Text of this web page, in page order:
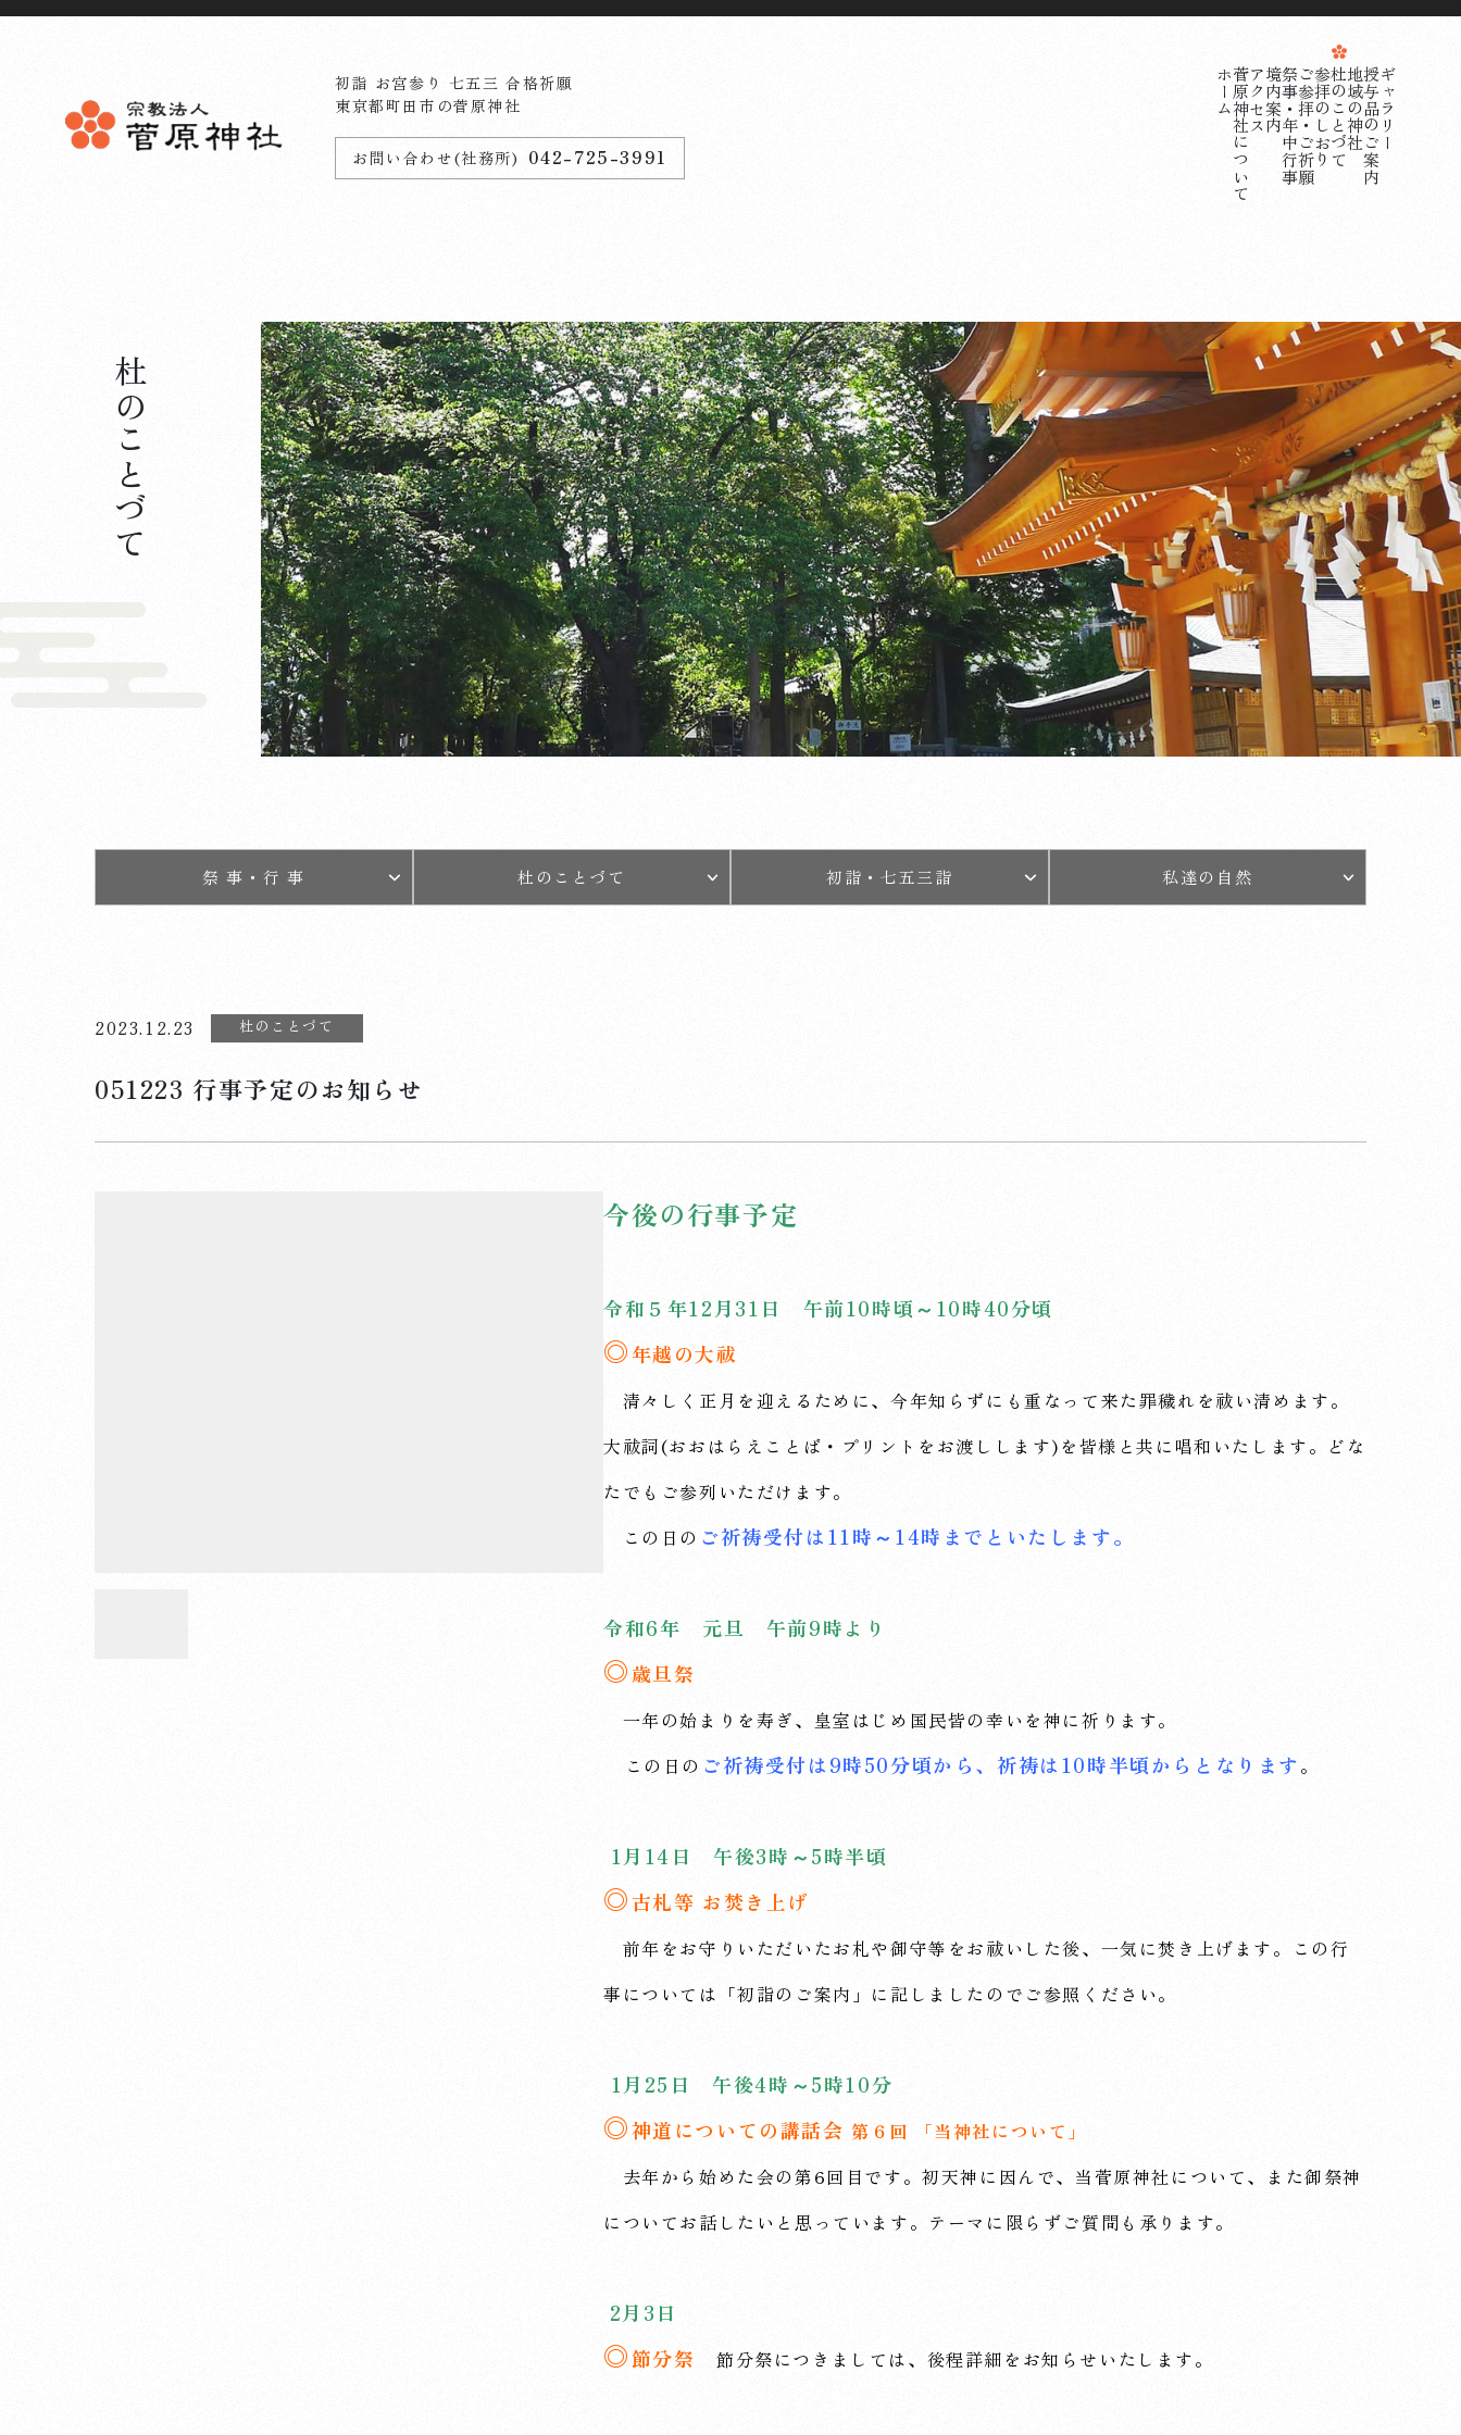
初詣 お宮参り 七五三 合格祈願
東京都町田市の菅原神社
お問い合わせ(社務所) 042-725-3991
ホーム菅原神社についてアクセス境内案内祭事・年中行事ご参拝・ご祈願参拝のしおり杜のことづて地域の神社授与品のご案内ギャラリー
境
内
案
内 祭事
・
年
中
行
事
授与品のご案内
初詣 お宮参り 七五三 合格祈願
東京都町田市の菅原神社
お問い合わせ(社務所) 042-725-3991
杜のことづて
祭 事・行 事 杜のことづて 初詣・七五三詣 私達の自然
2023.12.23 杜のことづて
051223 行事予定のお知らせ
今後の行事予定
令和５年12月31日 午前10時頃～10時40分頃
◎年越の大祓
清々しく正月を迎えるために、今年知らずにも重なって来た罪穢れを祓い清めます。
大祓詞(おおはらえことば・プリントをお渡しします)を皆様と共に唱和いたします。どな
たでもご参列いただけます。
この日の ご祈祷受付は11時～14時までといたします。
令和6年 元旦 午前9時より
◎歳旦祭
一年の始まりを寿ぎ、皇室はじめ国民皆の幸いを神に祈ります。
この日の ご祈祷受付は9時50分頃から、祈祷は10時半頃からとなります。
1月14日 午後3時～5時半頃
◎古札等 お焚き上げ
前年をお守りいただいたお札や御守等をお祓いした後、一気に焚き上げます。この行
事については「初詣のご案内」に記しましたのでご参照ください。
1月25日 午後4時～5時10分
◎神道についての講話会 第６回 「当神社について」
去年から始めた会の第6回目です。初天神に因んで、当菅原神社について、また御祭神
についてお話したいと思っています。テーマに限らずご質問も承ります。
2月3日
◎節分祭節分祭につきましては、後程詳細をお知らせいたします。